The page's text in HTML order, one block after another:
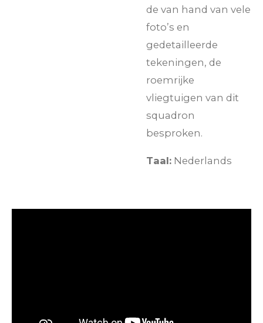
de van hand van vele
foto’s en
gedetailleerde
tekeningen, de
roemrijke
vliegtuigen van dit
squadron
besproken.
Taal: Nederlands